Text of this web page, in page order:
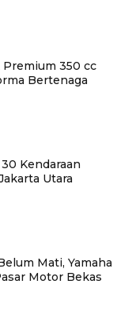
Premium 350 cc
Bertenaga
Kendaraan
Utara
Mati, Yamaha
Motor Bekas